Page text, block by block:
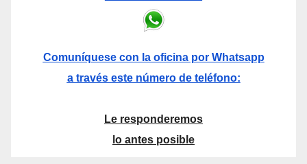
Comuníquese con la oficina por Whatsapp
a través este número de teléfono:
Le responderemos
lo antes posible